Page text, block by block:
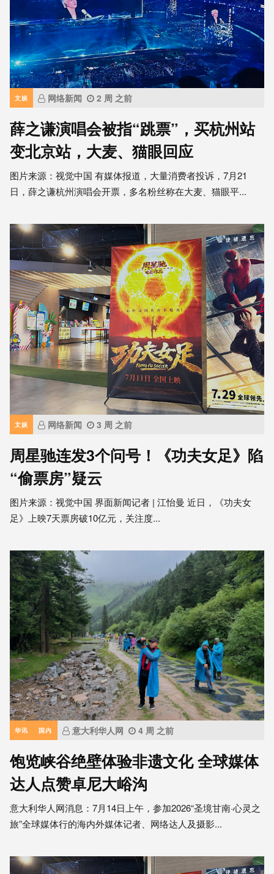
文娱 网络新闻 2 周 之前
薛之谦演唱会被指“跳票”，买杭州站
变北京站，大麦、猫眼回应
图片来源：视觉中国 有媒体报道，大量消费者投诉，7月21
日，薛之谦杭州演唱会开票，多名粉丝称在大麦、猫眼平...
文娱 网络新闻 3 周 之前
周星驰连发3个问号！《功夫女足》陷
“偷票房”疑云
图片来源：视觉中国 界面新闻记者 | 江怡曼 近日，《功夫女
足》上映7天票房破10亿元，关注度...
华讯 国内 意大利华人网 4 周 之前
饱览峡谷绝壁体验非遗文化 全球媒体
达人点赞卓尼大峪沟
意大利华人网消息：7月14日上午，参加2026“圣境甘南·心灵之
旅”全球媒体行的海内外媒体记者、网络达人及摄影...